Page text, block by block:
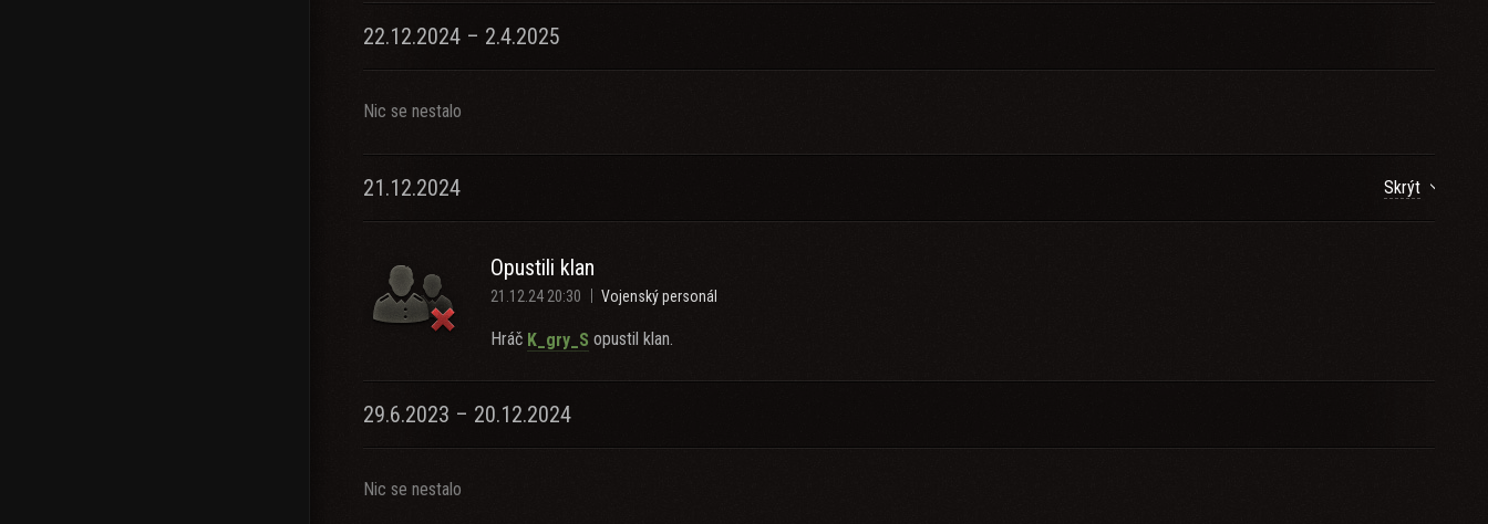
22.12.2024 – 2.4.2025
Nic se nestalo
21.12.2024 Skrýt
Opustili klan
21.12.24 20:30 Vojenský personál
Hráč K_gry_S opustil klan.
29.6.2023 – 20.12.2024
Nic se nestalo